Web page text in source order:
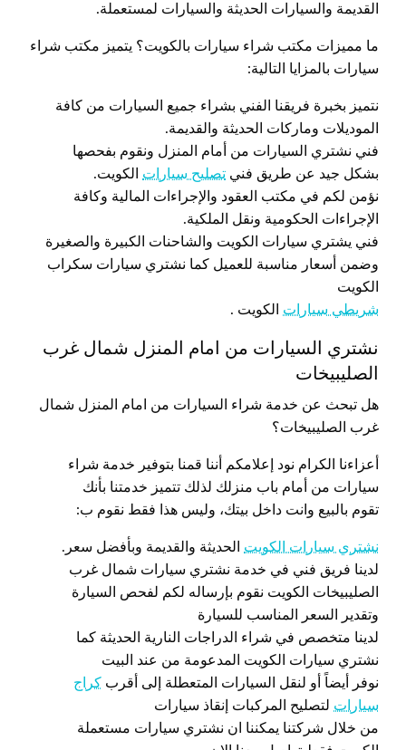
القديمة والسيارات الحديثة والسيارات لمستعملة.
ما مميزات مكتب شراء سيارات بالكويت؟ يتميز مكتب شراء
سيارات بالمزايا التالية:
نتميز بخبرة فريقنا الفني بشراء جميع السيارات من كافة
الموديلات وماركات الحديثة والقديمة.
فني نشتري السيارات من أمام المنزل ونقوم بفحصها
بشكل جيد عن طريق فني تصليح سيارات الكويت.
نؤمن لكم في مكتب العقود والإجراءات المالية وكافة
الإجراءات الحكومية ونقل الملكية.
فني يشتري سيارات الكويت والشاحنات الكبيرة والصغيرة
وضمن أسعار مناسبة للعميل كما نشتري سيارات سكراب
الكويت
شريطي سيارات الكويت .
نشتري السيارات من امام المنزل شمال غرب
الصليبيخات
هل تبحث عن خدمة شراء السيارات من امام المنزل شمال
غرب الصليبيخات؟
أعزاءنا الكرام نود إعلامكم أننا قمنا بتوفير خدمة شراء
سيارات من أمام باب منزلك لذلك تتميز خدمتنا بأنك
تقوم بالبيع وانت داخل بيتك، وليس هذا فقط نقوم ب:
نشتري سيارات الكويت الحديثة والقديمة وبأفضل سعر.
لدينا فريق فني في خدمة نشتري سيارات شمال غرب
الصليبيخات الكويت نقوم بإرساله لكم لفحص السيارة
وتقدير السعر المناسب للسيارة
لدينا متخصص في شراء الدراجات النارية الحديثة كما
نشتري سيارات الكويت المدعومة من عند البيت
نوفر أيضاً أو لنقل السيارات المتعطلة إلى أقرب كراج
سيارات لتصليح المركبات إنقاذ سيارات
من خلال شركتنا يمكننا ان نشتري سيارات مستعملة